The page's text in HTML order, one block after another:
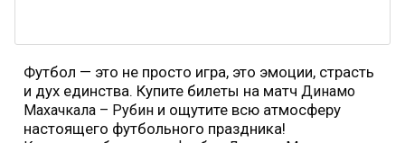
Футбол — это не просто игра, это эмоции, страсть
и дух единства. Купите билеты на матч Динамо
Махачкала – Рубин и ощутите всю атмосферу
настоящего футбольного праздника!